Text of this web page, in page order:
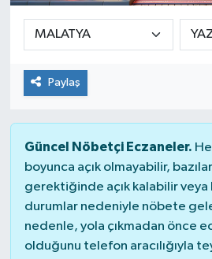
Paylaş
Güncel Nöbetçi Eczaneler.
boyunca açık olmayabilir,
gerektiğinde açık kalabilir
durumlar nedeniyle nöbete
nedenle, yola çıkmadan önce
olduğunu telefon aracılığıyla